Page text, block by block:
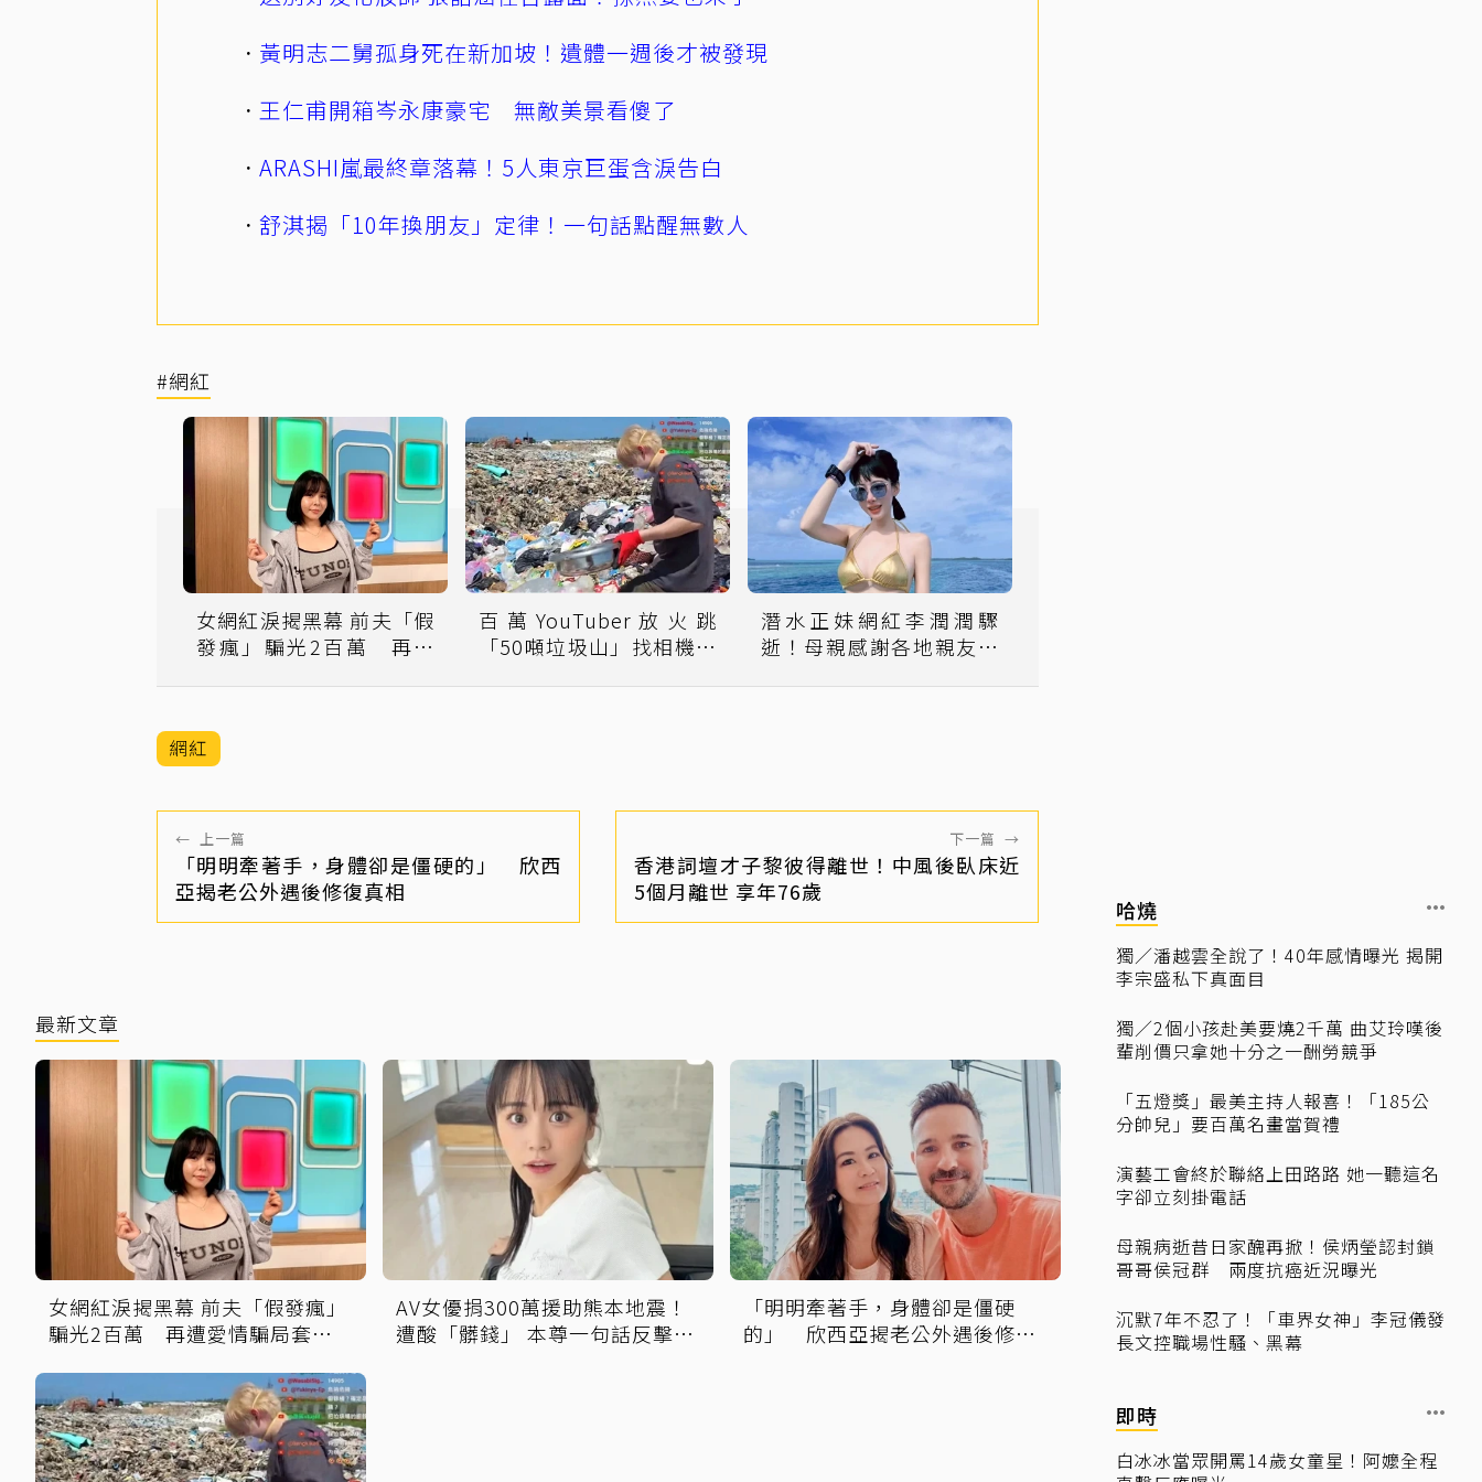
黃明志二舅孤身死在新加坡！遺體一週後才被發現
王仁甫開箱岑永康豪宅 無敵美景看傻了
ARASHI嵐最終章落幕！5人東京巨蛋含淚告白
舒淇揭「10年換朋友」定律！一句話點醒無數人
#網紅
女網紅淚揭黑幕 前夫「假
發瘋」騙光2百萬 再遭
百萬YouTuber放火跳
「50噸垃圾山」找相機！
潛水正妹網紅李潤潤驟
逝！母親感謝各地親友送
網紅
← 上一篇
「明明牽著手，身體卻是僵硬的」 欣西
亞揭老公外遇後修復真相
下一篇 →
香港詞壇才子黎彼得離世！中風後臥床近
5個月離世 享年76歲
最新文章
女網紅淚揭黑幕 前夫「假發瘋」
騙光2百萬 再遭愛情騙局套走2
AV女優捐300萬援助熊本地震！
遭酸「髒錢」 本尊一句話反擊全
「明明牽著手，身體卻是僵硬
的」 欣西亞揭老公外遇後修復
哈燒
獨／潘越雲全說了！40年感情曝光 揭開
李宗盛私下真面目
獨／2個小孩赴美要燒2千萬 曲艾玲嘆後
輩削價只拿她十分之一酬勞競爭
「五燈獎」最美主持人報喜！「185公
分帥兒」要百萬名畫當賀禮
演藝工會終於聯絡上田路路 她一聽這名
字卻立刻掛電話
母親病逝昔日家醜再掀！侯炳瑩認封鎖
哥哥侯冠群 兩度抗癌近況曝光
沉默7年不忍了！「車界女神」李冠儀發
長文控職場性騷、黑幕
即時
白冰冰當眾開罵14歲女童星！阿嬤全程